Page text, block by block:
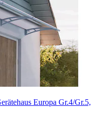
Europa Gr.4/Gr.5,